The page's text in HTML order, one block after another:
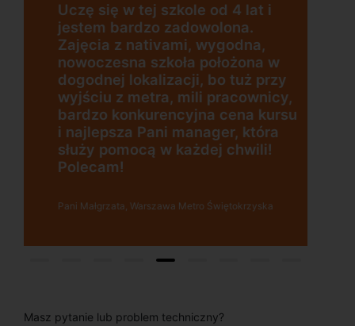
Uczę się w tej szkole od 4 lat i
jestem bardzo zadowolona.
Zajęcia z nativami, wygodna,
nowoczesna szkoła położona w
dogodnej lokalizacji, bo tuż przy
wyjściu z metra, mili pracownicy,
bardzo konkurencyjna cena kursu
i najlepsza Pani manager, która
służy pomocą w każdej chwili!
Polecam!
Pani Małgrzata, Warszawa Metro Świętokrzyska
Masz pytanie lub problem techniczny?